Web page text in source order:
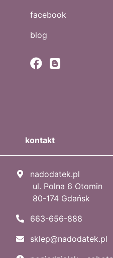
facebook
blog
kontakt
nadodatek.pl
ul. Polna 6 Otomin
80-174 Gdańsk
663-656-888
sklep@nadodatek.pl